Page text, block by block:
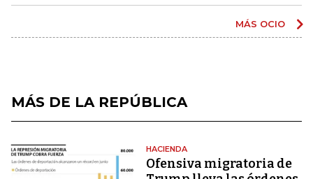
MÁS OCIO
MÁS DE LA REPÚBLICA
HACIENDA
Ofensiva migratoria de